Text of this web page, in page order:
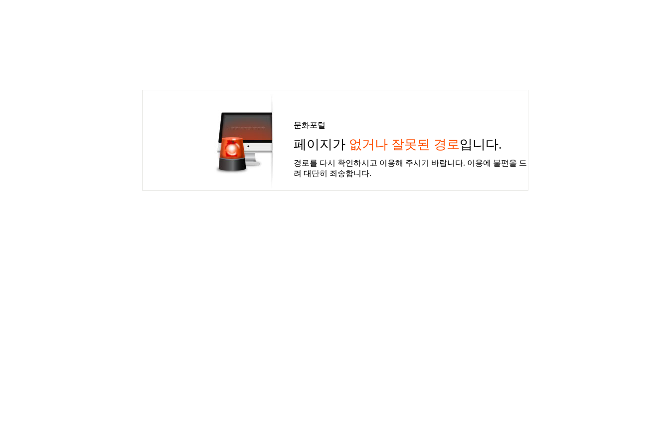
문화포털
페이지가 없거나 잘못된 경로입니다.
경로를 다시 확인하시고 이용해 주시기 바랍니다. 이용에 불편을 드
려 대단히 죄송합니다.